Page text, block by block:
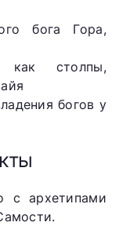
бога Гора,
как столпы,
богов у
с архетипами